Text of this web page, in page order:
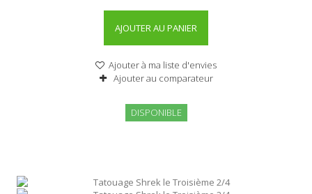
AJOUTER AU PANIER
Ajouter à ma liste d'envies
Ajouter au comparateur
DISPONIBLE